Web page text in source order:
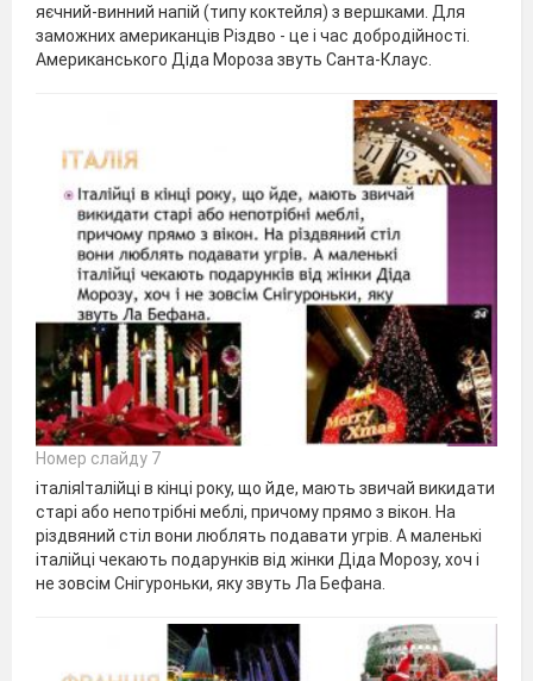
яєчний-винний напій (типу коктейля) з вершками. Для
заможних американців Різдво - це і час добродійності.
Американського Діда Мороза звуть Санта-Клаус.
Номер слайду 7
італіяІталійці в кінці року, що йде, мають звичай викидати
старі або непотрібні меблі, причому прямо з вікон. На
різдвяний стіл вони люблять подавати угрів. А маленькі
італійці чекають подарунків від жінки Діда Морозу, хоч і
не зовсім Снігуроньки, яку звуть Ла Бефана.